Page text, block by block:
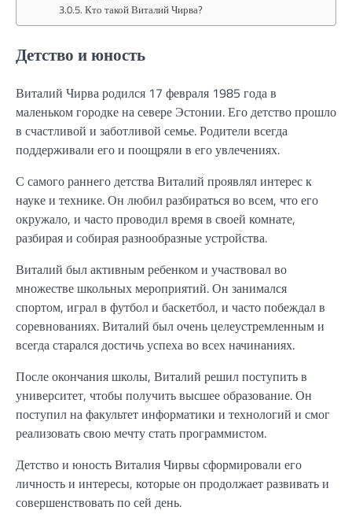
Кто такой Виталий Чирва?
Детство и юность
Виталий Чирва родился 17 февраля 1985 года в
маленьком городке на севере Эстонии. Его детство прошло
в счастливой и заботливой семье. Родители всегда
поддерживали его и поощряли в его увлечениях.
С самого раннего детства Виталий проявлял интерес к
науке и технике. Он любил разбираться во всем, что его
окружало, и часто проводил время в своей комнате,
разбирая и собирая разнообразные устройства.
Виталий был активным ребенком и участвовал во
множестве школьных мероприятий. Он занимался
спортом, играл в футбол и баскетбол, и часто побеждал в
соревнованиях. Виталий был очень целеустремленным и
всегда старался достичь успеха во всех начинаниях.
После окончания школы, Виталий решил поступить в
университет, чтобы получить высшее образование. Он
поступил на факультет информатики и технологий и смог
реализовать свою мечту стать программистом.
Детство и юность Виталия Чирвы сформировали его
личность и интересы, которые он продолжает развивать и
совершенствовать по сей день.